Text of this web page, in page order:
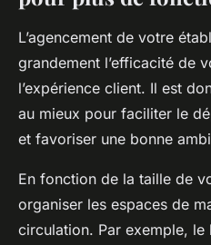
L’agencement de votre
grandement l’efficacité de
l’expérience client. Il est
au mieux pour faciliter le
et favoriser une bonne
En fonction de la taille de
organiser les espaces de
circulation. Par exemple,